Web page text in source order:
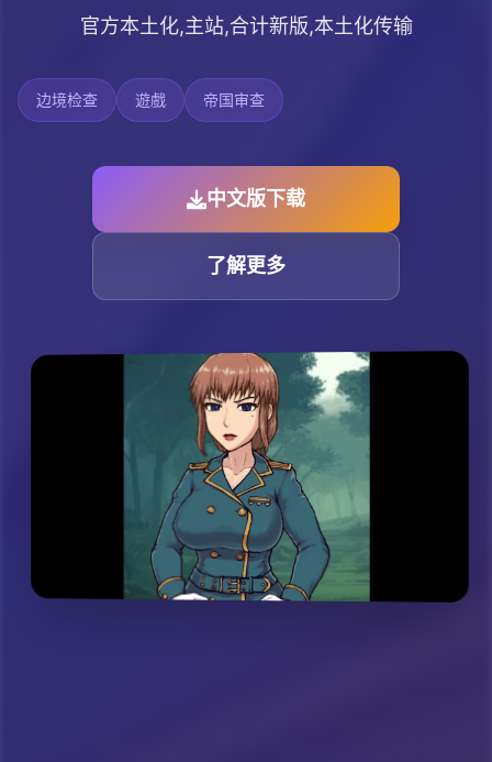
官方本土化,主站,合计新版,本土化传输
边境检查 遊戲 帝国审查
中文版下载
了解更多